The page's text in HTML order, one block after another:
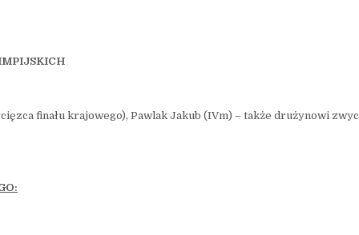
finału krajowego), Pawlak Jakub (IVm) – także drużynowi